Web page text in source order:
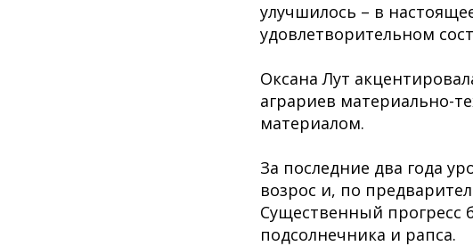
улучшилось – в
удовлетворительном
Оксана Лут
аграриев материально-
материалом.
За последние два года
возрос и, по
Существенный прогресс
подсолнечника и рапса.